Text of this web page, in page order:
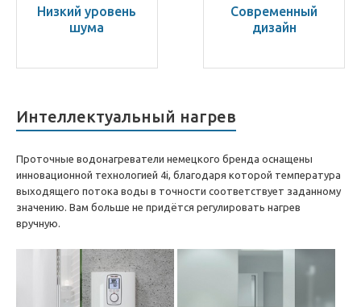
Низкий уровень
шума
Современный
дизайн
Интеллектуальный нагрев
Проточные водонагреватели немецкого бренда оснащены
инновационной технологией 4i, благодаря которой температура
выходящего потока воды в точности соответствует заданному
значению. Вам больше не придётся регулировать нагрев
вручную.